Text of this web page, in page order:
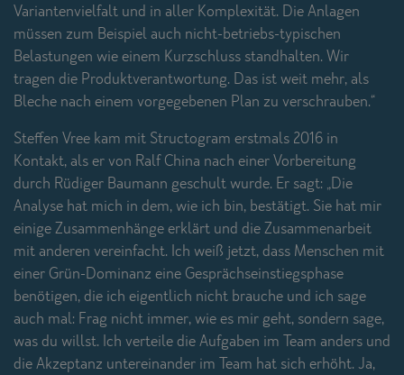
Variantenvielfalt und in aller Komplexität. Die Anlagen
müssen zum Beispiel auch nicht-betriebs-typischen
Belastungen wie einem Kurzschluss standhalten. Wir
tragen die Produktverantwortung. Das ist weit mehr, als
Bleche nach einem vorgegebenen Plan zu verschrauben.“
Steffen Vree kam mit Structogram erstmals 2016 in
Kontakt, als er von Ralf China nach einer Vorbereitung
durch Rüdiger Baumann geschult wurde. Er sagt: „Die
Analyse hat mich in dem, wie ich bin, bestätigt. Sie hat mir
einige Zusammenhänge erklärt und die Zusammenarbeit
mit anderen vereinfacht. Ich weiß jetzt, dass Menschen mit
einer Grün-Dominanz eine Gesprächseinstiegsphase
benötigen, die ich eigentlich nicht brauche und ich sage
auch mal: Frag nicht immer, wie es mir geht, sondern sage,
was du willst. Ich verteile die Aufgaben im Team anders und
die Akzeptanz untereinander im Team hat sich erhöht. Ja,